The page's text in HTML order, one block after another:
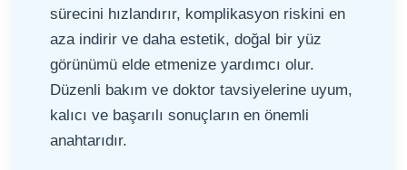
sürecini hızlandırır, komplikasyon riskini en
aza indirir ve daha estetik, doğal bir yüz
görünümü elde etmenize yardımcı olur.
Düzenli bakım ve doktor tavsiyelerine uyum,
kalıcı ve başarılı sonuçların en önemli
anahtarıdır.